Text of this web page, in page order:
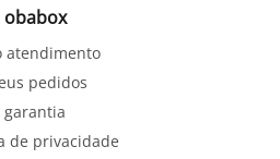
obabox
atendimento
pedidos
garantia
de privacidade